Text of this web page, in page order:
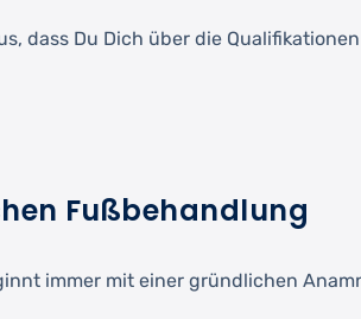
dass Du Dich über die
Fußbehandlung
immer mit einer gründlichen